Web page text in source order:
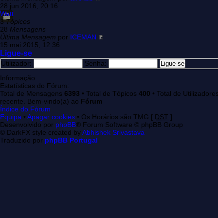
28 jun 2016, 20:16
Watt
3Tópicos
28 Mensagens
Última Mensagem por ICEMAN
15 mai 2015, 12:36
Ligue-se
Utilizador:
Senha:
Informação
Estatísticas do Fórum:
Total de Mensagens 6393 • Total de Tópicos 400 • Total de
recente. Bem-vindo(a) ao Fórum
Índice do Fórum
Equipa • Apagar cookies • Os Horários são TMG [ DST ]
Desenvolvido por phpBB® Forum Software © phpBB Group
© DarkFX style created byAbhishek Srivastava
Traduzido por phpBB Portugal